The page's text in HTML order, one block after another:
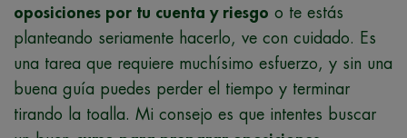
oposiciones por tu cuenta y riesgo o te estás
planteando seriamente hacerlo, ve con cuidado. Es
una tarea que requiere muchísimo esfuerzo, y sin una
buena guía puedes perder el tiempo y terminar
tirando la toalla. Mi consejo es que intentes buscar